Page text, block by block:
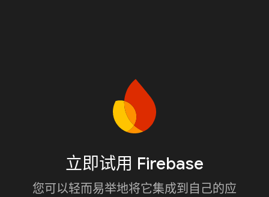
立即试用 Firebase
您可以轻而易举地将它集成到自己的应